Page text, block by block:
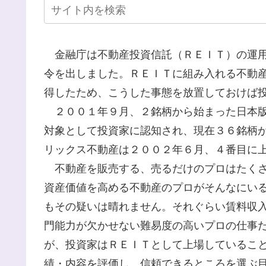
金融庁は不動産投資信託（ＲＥＩＴ）の運
令を出しました。ＲＥＩＴに組み入れる不動
得したため、こうした事態を放置しておけば
２００１年９月、２銘柄から始まった日本
対象として投資家に認知され、現在３６銘柄
リックス不動産は２００２年６月、４番目に
不動産を販売する、売るだけのプロはたく
資産価値を高める不動産のプロがそんなにい
もその疑いは晴れません。それぐらい賃料収
門能力が欠かせない難易度の高いプロの仕事
が、投資家はＲＥＩＴとして上場しているこ